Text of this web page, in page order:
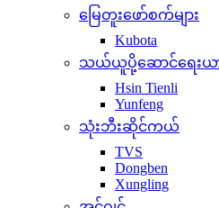
မြေတူးဖော်စက်များ
Kubota
သယ်ယူပို့ဆောင်ရေးယာ
Hsin Tienli
Yunfeng
သုံးဘီးဆိုင်ကယ်
TVS
Dongben
Xungling